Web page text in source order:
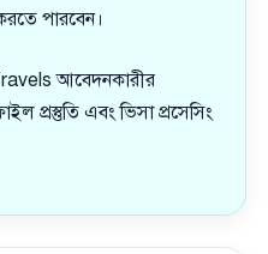
পারবেন।
আবেদনকারীর
প্রস্তুতি এবং ভিসা প্রসেসিং